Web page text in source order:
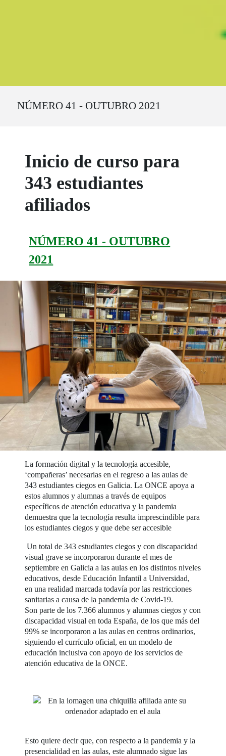
NÚMERO 41 - OUTUBRO 2021
Inicio de curso para
343 estudiantes
afiliados
NÚMERO 41 - OUTUBRO
2021
La formación digital y la tecnología accesible,
‘compañeras’ necesarias en el regreso a las aulas de
343 estudiantes ciegos en Galicia. La ONCE apoya a
estos alumnos y alumnas a través de equipos
específicos de atención educativa y la pandemia
demuestra que la tecnología resulta imprescindible para
los estudiantes ciegos y que debe ser accesible
Un total de 343 estudiantes ciegos y con discapacidad
visual grave se incorporaron durante el mes de
septiembre en Galicia a las aulas en los distintos niveles
educativos, desde Educación Infantil a Universidad,
en una realidad marcada todavía por las restricciones
sanitarias a causa de la pandemia de Covid-19.
Son parte de los 7.366 alumnos y alumnas ciegos y con
discapacidad visual en toda España, de los que más del
99% se incorporaron a las aulas en centros ordinarios,
siguiendo el currículo oficial, en un modelo de
educación inclusiva con apoyo de los servicios de
atención educativa de la ONCE.
Esto quiere decir que, con respecto a la pandemia y la
presencialidad en las aulas, este alumnado sigue las